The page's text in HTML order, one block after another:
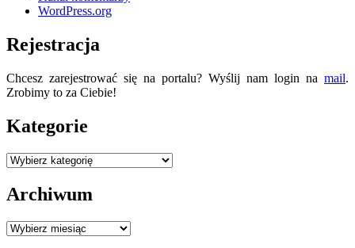
WordPress.org
Rejestracja
Chcesz zarejestrować się na portalu? Wyślij nam login na mail.
Zrobimy to za Ciebie!
Kategorie
Kategorie
Archiwum
Archiwum